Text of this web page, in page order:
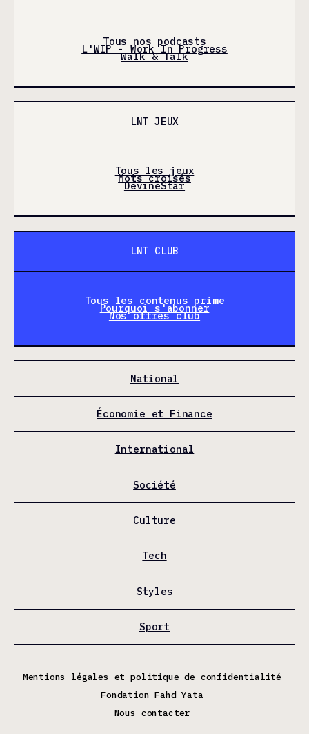
Tous nos podcasts
L'WIP - Work In Progress
Walk & Talk
LNT JEUX
Tous les jeux
Mots croisés
DevineStar
LNT CLUB
Tous les contenus prime
Pourquoi s'abonner
Nos offres club
National
Économie et Finance
International
Société
Culture
Tech
Styles
Sport
Mentions légales et politique de confidentialité
Fondation Fahd Yata
Nous contacter